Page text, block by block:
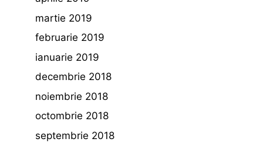
martie 2019
februarie 2019
ianuarie 2019
decembrie 2018
noiembrie 2018
octombrie 2018
septembrie 2018